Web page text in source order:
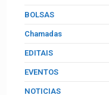
BOLSAS
Chamadas
EDITAIS
EVENTOS
NOTICIAS